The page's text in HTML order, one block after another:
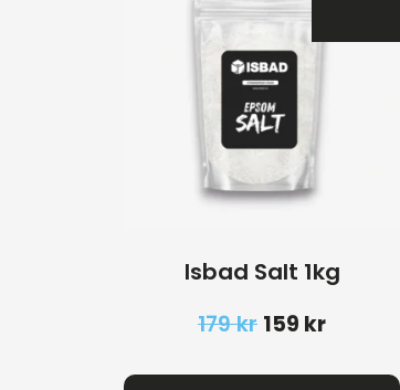
Isbad Salt 1kg
179kr 159 kr